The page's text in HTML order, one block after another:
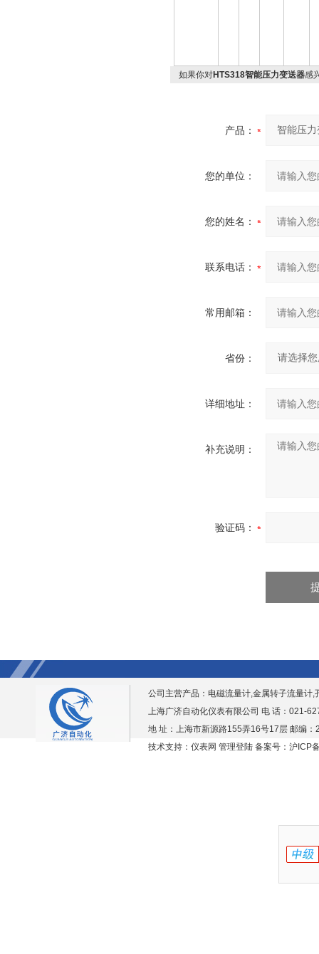
如果你对HTS318智能压力变送器感
产品：
您的单位：
您的姓名：
联系电话：
常用邮箱：
省份：
详细地址：
补充说明：
验证码：
公司主营产品： 电磁流量计,金属转子流量计
上海广济自动化仪表有限公司 电 话：021-
地 址：上海市新源路155弄16号17层 邮编：
技术支持：仪表网 管理登陆 备案号：沪ICP